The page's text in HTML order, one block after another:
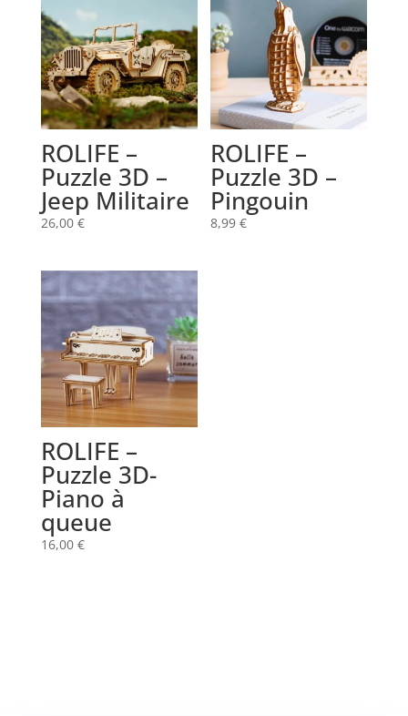
ROLIFE –
Puzzle 3D –
Jeep Militaire
26,00 €
ROLIFE –
Puzzle 3D –
Pingouin
8,99€
ROLIFE –
Puzzle 3D-
Piano à
queue
16,00 €